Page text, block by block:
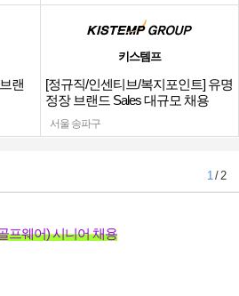
랜
키스템프
[정규직/인센티브/복지포인트] 유명
정장 브랜드 Sales 대규모 채용
서울 송파구
1/ 2
프웨어) 시니어 채용